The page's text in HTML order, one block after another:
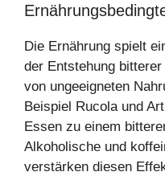
Die Ernährung spielt
der Entstehung
von ungeeigneten
Beispiel Rucola und
Essen zu einem
Alkoholische und
verstärken diesen